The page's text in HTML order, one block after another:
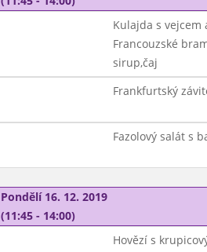
Kulajda s
Francouzské
sirup,čaj
Frankfurtský
Fazolový salát s
Pondělí 16. 12. 2019
(11:45 - 14:00)
Hovězí s